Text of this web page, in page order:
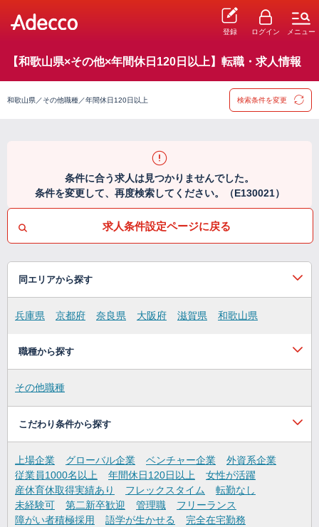
登録 ログイン メニュー
【和歌山県×その他×年間休日120日以上】転職・求人情報
和歌山県／その他職種／年間休日120日以上 検索条件を変更
条件に合う求人は見つかりませんでした。
条件を変更して、再度検索してください。（E130021）
求人条件設定ページに戻る
同エリアから探す
兵庫県 京都府 奈良県 大阪府 滋賀県 和歌山県
職種から探す
その他職種
こだわり条件から探す
上場企業 グローバル企業 ベンチャー企業
外資系企業
従業員1000名以上
年間休日120日以上
女性が活躍
産休育休取得実績あり
フレックスタイム
転勤なし
未経験可
第二新卒歓迎 管理職
フリーランス
障がい者積極採用
語学が生かせる
完全在宅勤務